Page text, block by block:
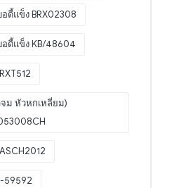
ดี้แข็ง BRX02308
ดี้แข็ง KB/48604
ม หัวหกเหลี่ยม)
59592